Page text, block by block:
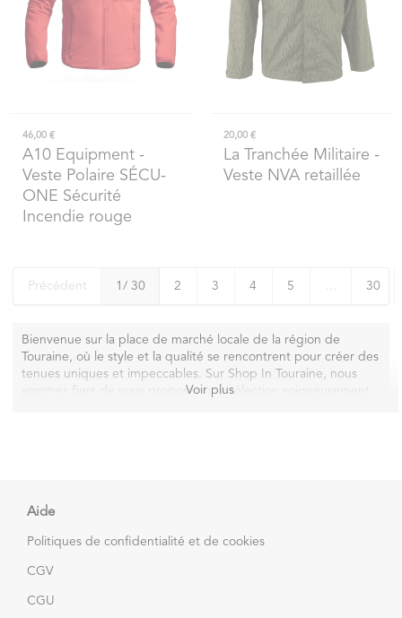
46,00 €
A10 Equipment-
Veste Polaire SÉCU-
ONE Sécurité
Incendie rouge
20,00 €
La Tranchée Militaire -
Veste NVA retaillée
Précédent 1 / 30 2 3 4 5 … 30
Bienvenue sur la place de marché locale de la région de
Touraine, où le style et la qualité se rencontrent pour créer des
tenues uniques et impeccables. Sur Shop In Touraine, nous
sommes fiers de vous proposer une sélection soigneusement
Nous croyons en la diversité et en l'expression individuelle à
est aussi variée que les personnalités qui la portent. Que vous
d'une tenue formelle, vous trouverez ici tout ce dont vous avez
besoin pour affirmer votre style personnel.
Voir plus
Aide
Politiques de confidentialité et de cookies
CGV
CGU